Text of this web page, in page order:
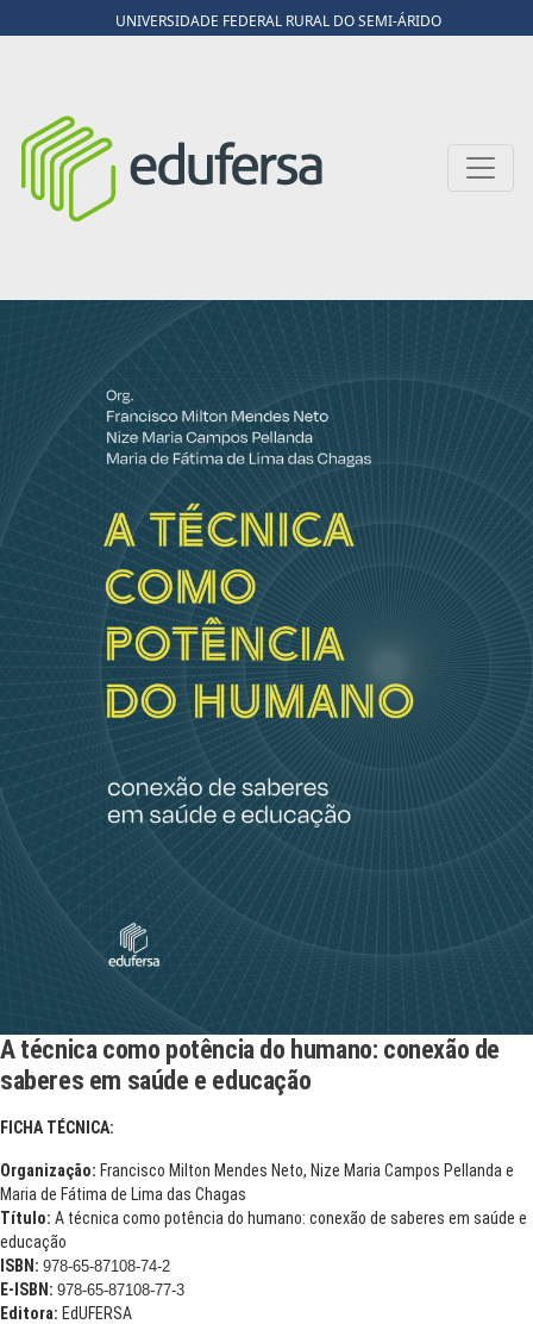
UNIVERSIDADE FEDERAL RURAL DO SEMI-ÁRIDO
A técnica como potência do humano: conexão de
saberes em saúde e educação
FICHA TÉCNICA:
Organização: Francisco Milton Mendes Neto, Nize Maria Campos Pellanda e
Maria de Fátima de Lima das Chagas
Título: A técnica como potência do humano: conexão de saberes em saúde e
educação
ISBN: 978-65-87108-74-2
E-ISBN: 978-65-87108-77-3
Editora: EdUFERSA